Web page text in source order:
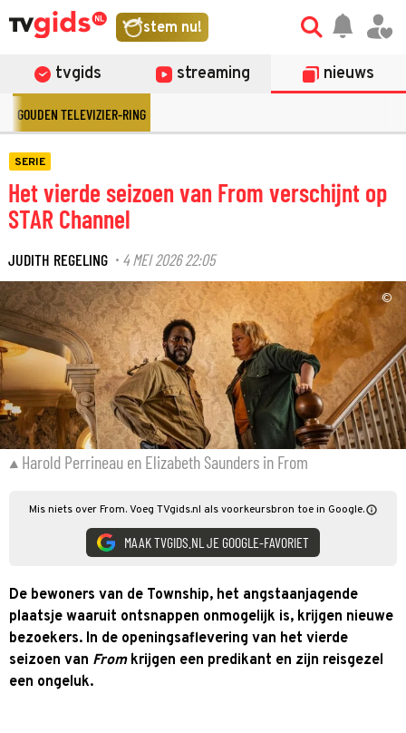
stem nu!
tvgids streaming nieuws
GOUDEN TELEVIZIER-RING
SERIE
Het vierde seizoen van From verschijnt op
STAR Channel
JUDITH REGELING · 4 MEI 2026 22:05
©
Harold Perrineau en Elizabeth Saunders in From
Mis niets over From. Voeg TVgids.nl als voorkeursbron toe in Google.
MAAK TVGIDS.NL JE GOOGLE-FAVORIET
De bewoners van de Township, het angstaanjagende
plaatsje waaruit ontsnappen onmogelijk is, krijgen nieuwe
bezoekers. In de openingsaflevering van het vierde
seizoen van Fromkrijgen een predikant en zijn reisgezel
een ongeluk.